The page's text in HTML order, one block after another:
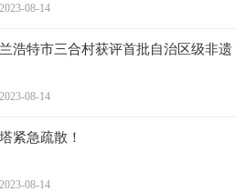
08-14
浩特市三合村获评首批自治区级非遗
08-14
紧急疏散！
08-14